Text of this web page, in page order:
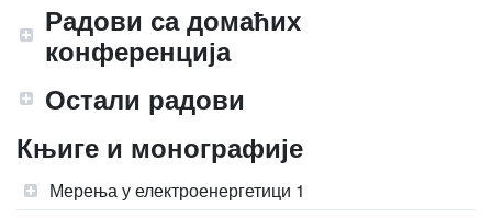
Радови са домаћих
конференција
Остали радови
Књиге и монографије
Мерења у електроенергетици 1